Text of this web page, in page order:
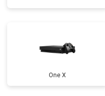
One X